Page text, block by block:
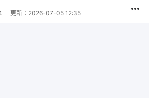
更新： 2026-07-05 12:35